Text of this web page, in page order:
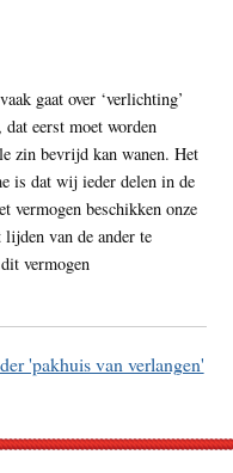
gaat over ‘verlichting’
eerst moet worden
zin bevrijd kan wanen. Het
is dat wij ieder delen in de
vermogen beschikken onze
van de ander te
vermogen
'pakhuis van verlangen'